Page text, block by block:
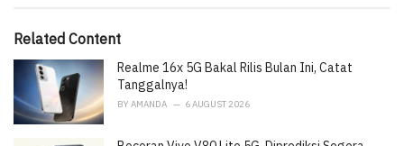
s
:
Related Content
Realme 16x 5G Bakal Rilis Bulan Ini, Catat
Tanggalnya!
BY AMANDA 6 AUGUST 2026